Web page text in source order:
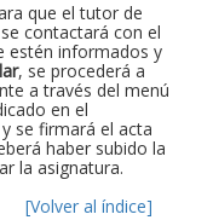
que el tutor de
contactará con el
estén informados y
, se procederá a
a través del menú
en el
y se firmará el acta
haber subido la
la asignatura.
[Volver al índice]